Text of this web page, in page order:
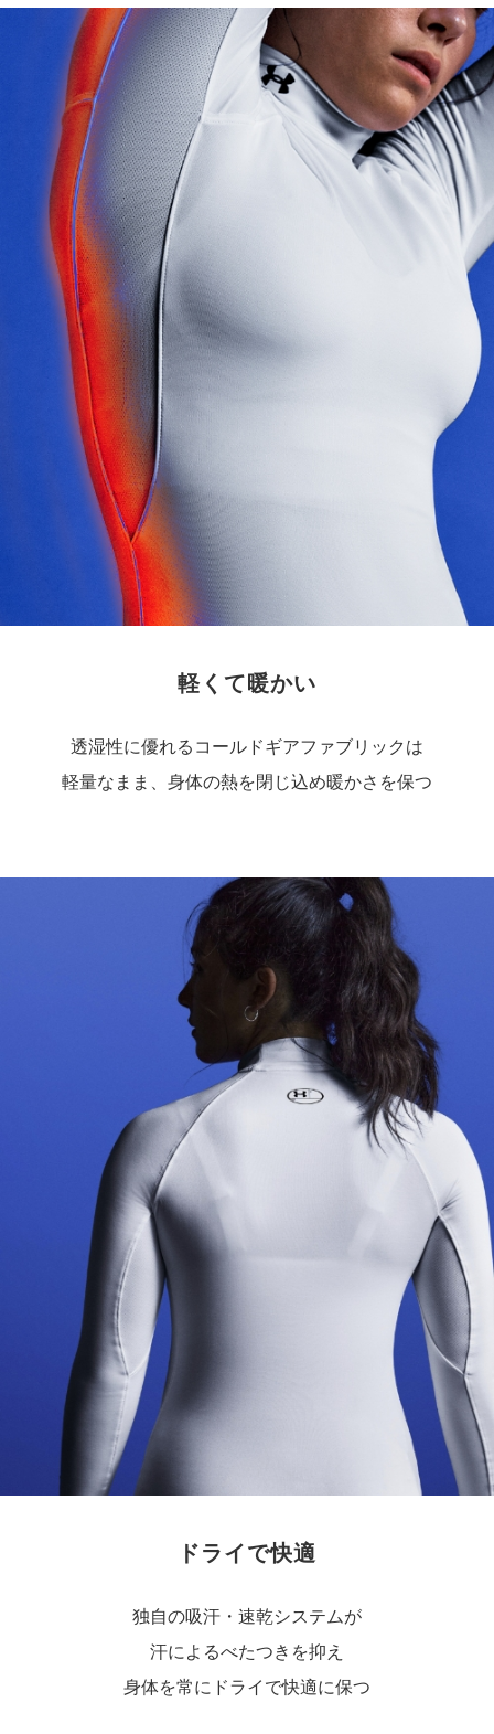
軽くて暖かい
透湿性に優れるコールドギアファブリックは
軽量なまま、身体の熱を閉じ込め暖かさを保つ
ドライで快適
独自の吸汗・速乾システムが
汗によるべたつきを抑え
身体を常にドライで快適に保つ